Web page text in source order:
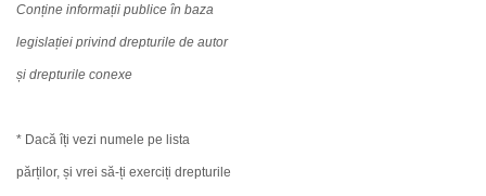
Conține informații publice în baza
legislației privind drepturile de autor
și drepturile conexe
* Dacă îți vezi numele pe lista
părților, și vrei să-ți exerciți drepturile